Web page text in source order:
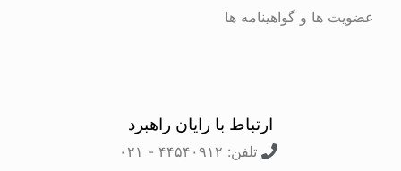
عضویت ها و گواهینامه ها
ارتباط با رایان راهبرد
تلفن: ۴۴۵۴۰۹۱۲ - ۰۲۱